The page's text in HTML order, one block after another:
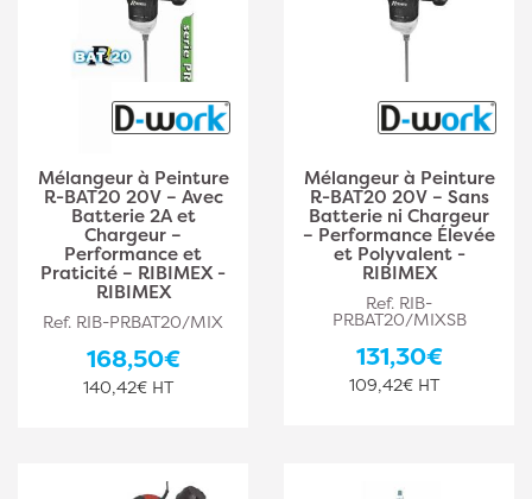
Mélangeur à Peinture
R-BAT20 20V – Avec
Batterie 2A et
Chargeur –
Performance et
Praticité – RIBIMEX -
RIBIMEX
Ref. RIB-PRBAT20/MIX
168,50€
140,42€ HT
Mélangeur à Peinture
R-BAT20 20V – Sans
Batterie ni Chargeur
– Performance Élevée
et Polyvalent -
RIBIMEX
Ref. RIB-
PRBAT20/MIXSB
131,30€
109,42€ HT